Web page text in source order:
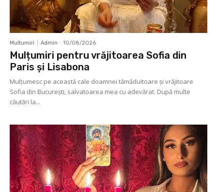
Multumiri Admin - 10/08/2026
Mulțumiri pentru vrăjitoarea Sofia din
Paris și Lisabona
Mulţumesc pe această cale doamnei tămăduitoare și vrăjitoare
Sofia din București, salvatoarea mea cu adevărat. După multe
căutări la...